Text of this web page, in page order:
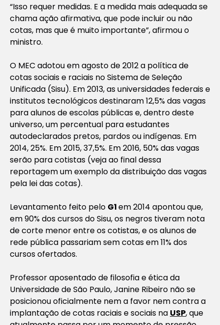
“Isso requer medidas. E a medida mais adequada se
chama ação afirmativa, que pode incluir ou não
cotas, mas que é muito importante”, afirmou o
ministro.
O MEC adotou em agosto de 2012 a política de
cotas sociais e raciais no Sistema de Seleção
Unificada (Sisu). Em 2013, as universidades federais e
institutos tecnológicos destinaram 12,5% das vagas
para alunos de escolas públicas e, dentro deste
universo, um percentual para estudantes
autodeclarados pretos, pardos ou indígenas. Em
2014, 25%. Em 2015, 37,5%. Em 2016, 50% das vagas
serão para cotistas (veja ao final dessa
reportagem um exemplo da distribuição das vagas
pela lei das cotas).
Levantamento feito pelo G1em 2014 apontou que,
em 90% dos cursos do Sisu, os negros tiveram nota
de corte menor entre os cotistas, e os alunos de
rede pública passariam sem cotas em 11% dos
cursos ofertados.
Professor aposentado de filosofia e ética da
Universidade de São Paulo, Janine Ribeiro não se
posicionou oficialmente nem a favor nem contra a
implantação de cotas raciais e sociais na USP, que